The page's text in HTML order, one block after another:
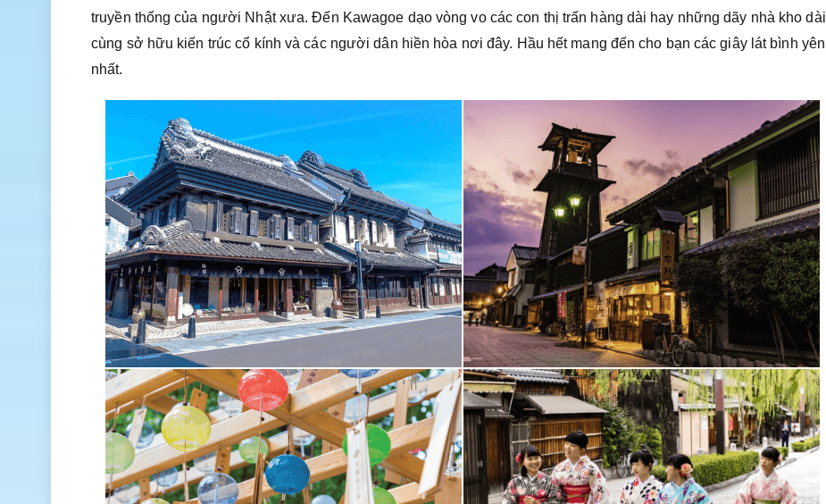
truyền thống của người Nhật xưa. Đến Kawagoe dạo vòng vo các con thị trấn hàng dài hay những dãy nhà kho dài
cùng sở hữu kiến trúc cổ kính và các người dân hiền hòa nơi đây. Hầu hết mang đến cho bạn các giây lát bình yên
nhất.